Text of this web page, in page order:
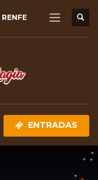
RENFE
ENTRADAS